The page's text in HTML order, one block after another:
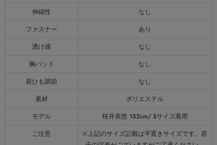
伸縮性
なし
ファスナー
あり
透け感
なし
胸パッド
なし
肩ひも調節
なし
素材
ポリエステル
モデル
桜井美悠 152cm/ Sサイズ着用
ご注意
※上記のサイズ記載は平置きサイズです。若